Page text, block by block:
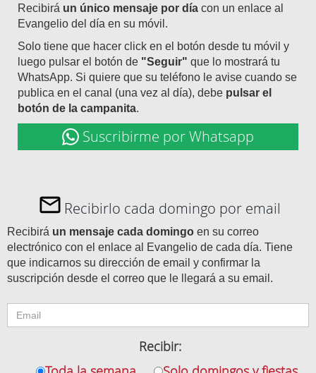
Recibirá un único mensaje por día con un enlace al
Evangelio del día en su móvil.
Solo tiene que hacer click en el botón desde tu móvil y
luego pulsar el botón de "Seguir" que lo mostrará tu
WhatsApp. Si quiere que su teléfono le avise cuando se
publica en el canal (una vez al día), debe pulsar el
botón de la campanita.
Suscribirme por Whatsapp
Recibirlo cada domingo por email
Recibirá un mensaje cada domingo en su correo
electrónico con el enlace al Evangelio de cada día. Tiene
que indicarnos su dirección de email y confirmar la
suscripción desde el correo que le llegará a su email.
Recibir: